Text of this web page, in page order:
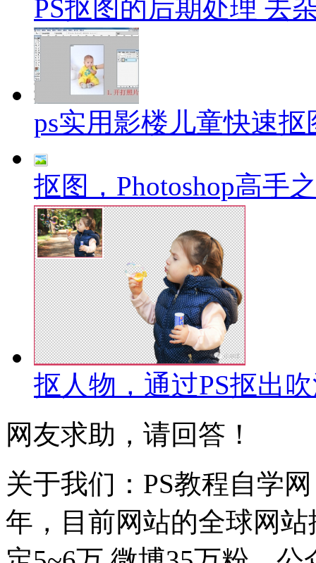
PS抠图的后期处理 去
ps实用影楼儿童快速抠
抠图，Photoshop高手
抠人物，通过PS抠出
网友求助，请回答！
关于我们：PS教程自学
年，目前网站的全球网